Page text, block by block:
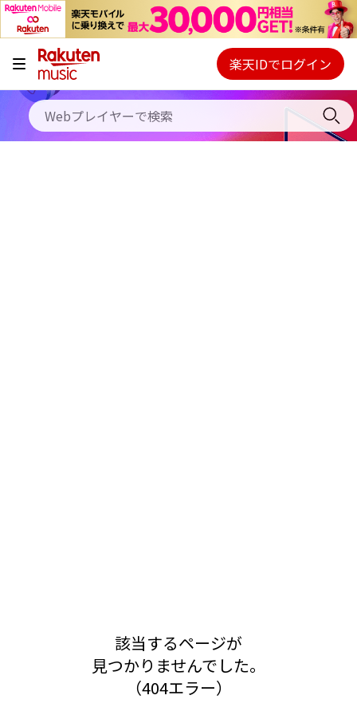
キャンペーン
料金プラン
使い方
Webプレイヤー
ご契約内容の確認・変更
楽天IDでログイン
該当するページが
見つかりませんでした。
（404エラー）